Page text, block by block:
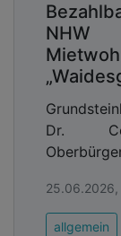
Dr.
25.06.2026,
allgemein